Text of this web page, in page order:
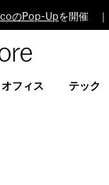
のPop-Upを開催
Design
オフィス テック